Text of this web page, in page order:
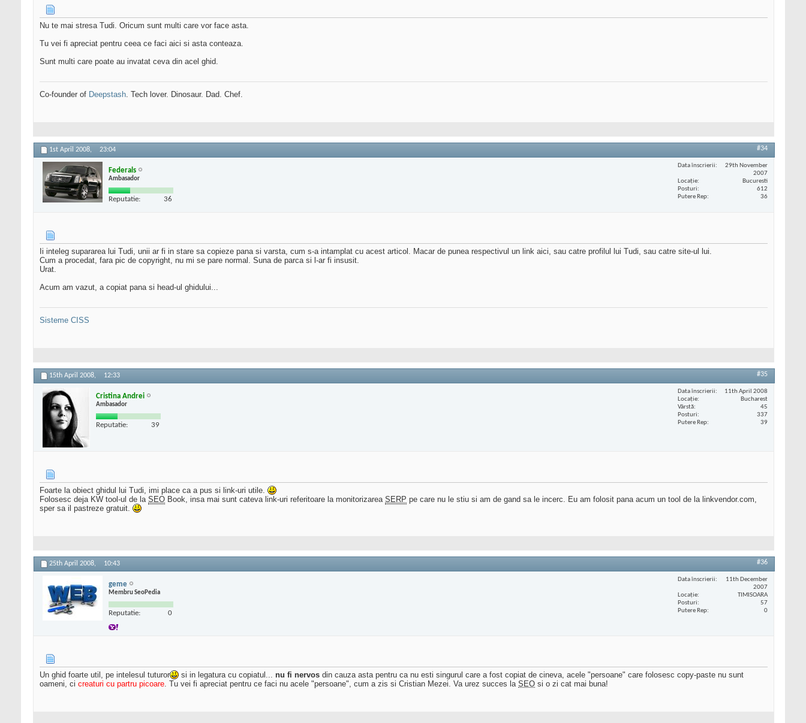
Nu te mai stresa Tudi. Oricum sunt multi care vor face asta.
Tu vei fi apreciat pentru ceea ce faci aici si asta conteaza.
Sunt multi care poate au invatat ceva din acel ghid.
Co-founder of Deepstash. Tech lover. Dinosaur. Dad. Chef.
1st April 2008, 23:04 #34
Federals
Ambasador
Reputatie: 36
Data înscrierii
29th November
2007
Locaţie
Bucuresti
Posturi
612
Putere Rep
36
Ii inteleg supararea lui Tudi, unii ar fi in stare sa copieze pana si varsta, cum s-a intamplat cu acest articol. Macar de punea respectivul un link aici, sau catre profilul lui Tudi, sau catre site-ul lui.
Cum a procedat, fara pic de copyright, nu mi se pare normal. Suna de parca si l-ar fi insusit.
Urat.
Acum am vazut, a copiat pana si head-ul ghidului...
Sisteme CISS
15th April 2008, 12:33 #35
Cristina Andrei
Ambasador
Reputatie: 39
Data înscrierii
11th April 2008
Locaţie
Bucharest
Vârstă
45
Posturi
337
Putere Rep
39
Foarte la obiect ghidul lui Tudi, imi place ca a pus si link-uri utile.
Folosesc deja KW tool-ul de la SEO Book, insa mai sunt cateva link-uri referitoare la monitorizarea SERP pe care nu le stiu si am de gand sa le incerc. Eu am folosit pana acum un tool de la linkvendor.com,
sper sa il pastreze gratuit.
25th April 2008, 10:43 #36
geme
Membru SeoPedia
Reputatie: 0
Data înscrierii
11th December
2007
Locaţie
TIMISOARA
Posturi
57
Putere Rep
0
Un ghid foarte util, pe intelesul tuturor si in legatura cu copiatul... nu fi nervos din cauza asta pentru ca nu esti singurul care a fost copiat de cineva, acele "persoane" care folosesc copy-paste nu sunt
oameni, ci creaturi cu partru picoare. Tu vei fi apreciat pentru ce faci nu acele "persoane", cum a zis si Cristian Mezei. Va urez succes la SEO si o zi cat mai buna!